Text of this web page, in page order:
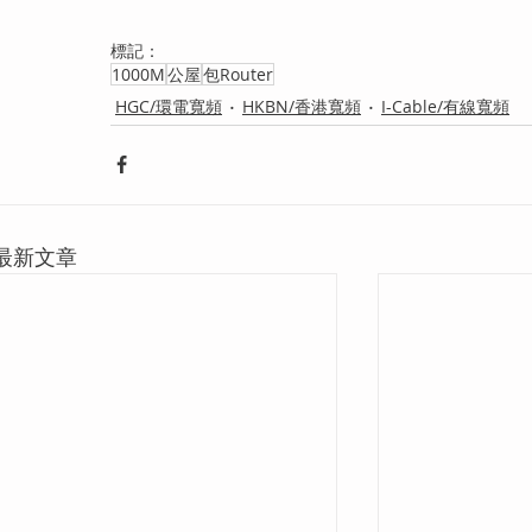
標記：
1000M公屋包Router
HGC/環電寬頻
HKBN/香港寬頻 I-Cable/有線寬頻
新文章